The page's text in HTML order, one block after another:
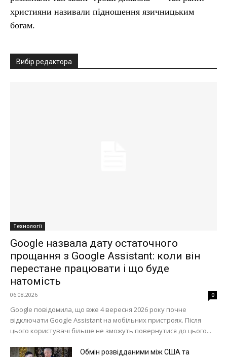
християни називали підношення язичницьким
богам.
Вибір редактора
Технології
Google назвала дату остаточного
прощання з Google Assistant: коли він
перестане працювати і що буде
натомість
06.08.2026 0
Google повідомила, що вже 4 вересня 2026 року почне
відключати Google Assistant на мобільних пристроях. Після
цього користувачі більше не зможуть повернутися до цього...
Обмін розвідданими між США та